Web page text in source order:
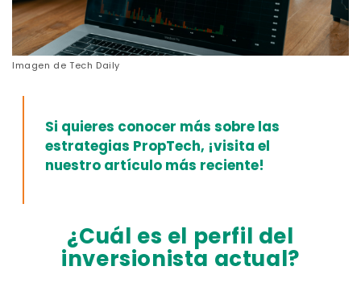
Imagen de Tech Daily
Si quieres conocer más sobre las
estrategias PropTech, ¡visita el
nuestro artículo más reciente!
¿Cuál es el perfil del
inversionista actual?